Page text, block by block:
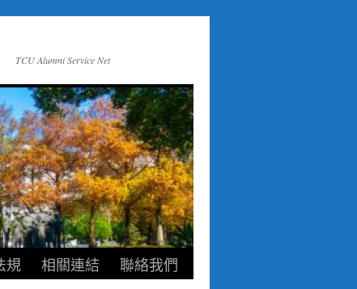
TCU Alumni Service Net
規 相關連結 聯絡我們